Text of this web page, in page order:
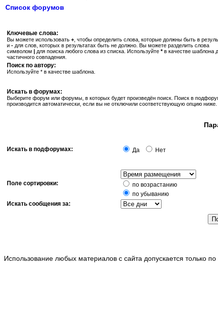
Список форумов
Ключевые слова:
Вы можете использовать + , чтобы определить слова, которые должны быть в
и - для слов, которых в результатах быть не должно. Вы можете разделить слова
символом | для поиска любого слова из списка. Используйте *в качестве шаблона
частичного совпадения.
Поиск по автору:
Используйте * в качестве шаблона.
Искать в форумах:
Выберите форум или форумы, в которых будет произведён поиск. Поиск в
производится автоматически, если вы не отключили соответствующую опцию ниже.
Искать в подфорумах: Да Нет
Поле сортировки:
по возрастанию
по убыванию
Искать сообщения за:
Использование любых материалов с сайта допускается только